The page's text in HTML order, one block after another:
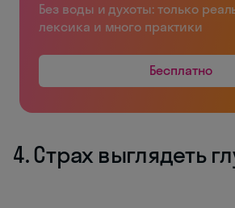
Без воды и духоты: только
лексика и много практики
Бесплатно
4. Страх выглядеть